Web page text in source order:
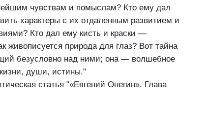
чувствам и помыслам? Кто ему дал
характеры с их отдаленным развитием и
Кто дал ему кисть и краски —
живописуется природа для глаз? Вот тайна
безусловно над ними; она — волшебное
души, истины."
статья "«Евгений Онегин». Глава